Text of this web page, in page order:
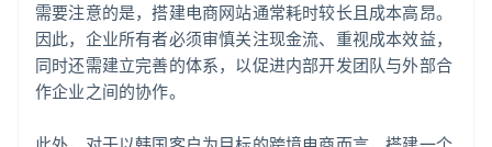
需要注意的是，搭建电商网站通常耗时较长且成本高昂。
因此，企业所有者必须审慎关注现金流、重视成本效益，
同时还需建立完善的体系，以促进内部开发团队与外部合
作企业之间的协作。